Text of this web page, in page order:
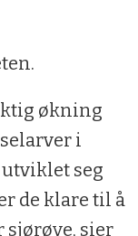
økning
i
seg
de klare til å
sjørøye, sier